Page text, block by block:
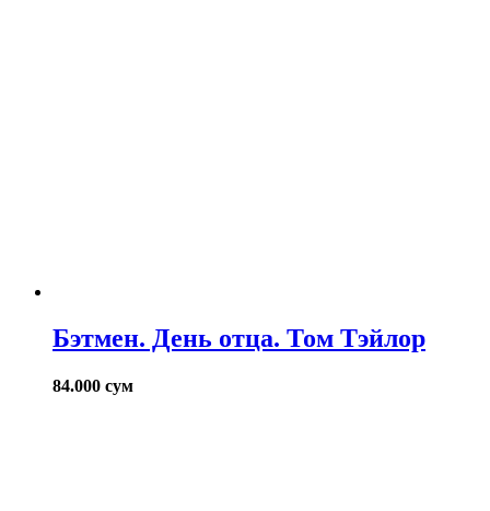
Бэтмен. День отца. Том Тэйлор
84.000 сум